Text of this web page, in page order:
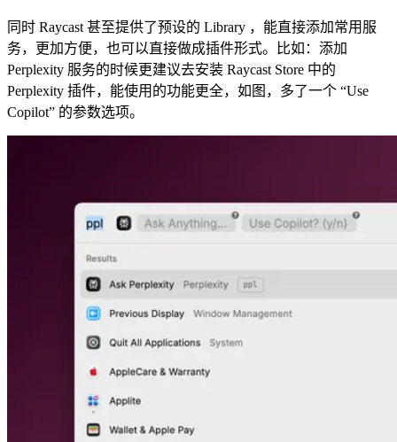
同时 Raycast 甚至提供了预设的 Library ，能直接添加常用服
务，更加方便，也可以直接做成插件形式。比如：添加
Perplexity 服务的时候更建议去安装 Raycast Store 中的
Perplexity 插件，能使用的功能更全，如图，多了一个 “Use
Copilot” 的参数选项。